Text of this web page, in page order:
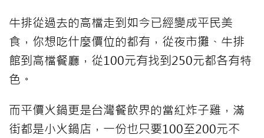
牛排從過去的高檔走到如今已經變成平民美
食，你想吃什麼價位的都有，從夜市攤、牛排
館到高檔餐廳，從100元有找到250元都各有特
色。
而平價火鍋更是台灣餐飲界的當紅炸子雞，滿
街都是小火鍋店，一份也只要100至200元不